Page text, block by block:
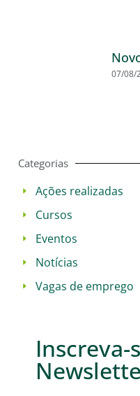
07/08/
Categorias
Ações realizadas
Cursos
Eventos
Notícias
Vagas de emprego
Inscreva-